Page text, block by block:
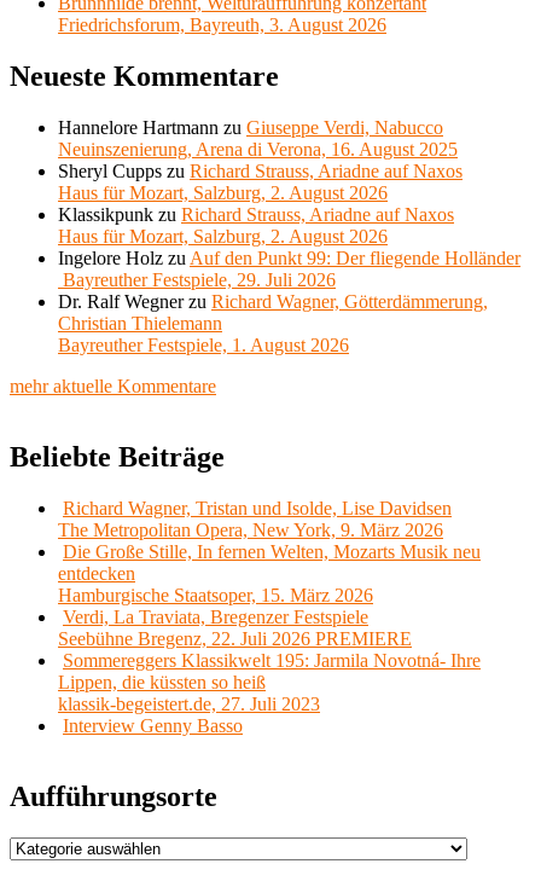
Friedrichsforum, Bayreuth, 3. August 2026
Neueste Kommentare
Hannelore Hartmann zu Giuseppe Verdi, Nabucco
Neuinszenierung, Arena di Verona, 16. August 2025
Sheryl Cupps zu Richard Strauss, Ariadne auf Naxos
Haus für Mozart, Salzburg, 2. August 2026
Klassikpunk zu Richard Strauss, Ariadne auf Naxos
Haus für Mozart, Salzburg, 2. August 2026
Ingelore Holz zu Auf den Punkt 99: Der fliegende Holländer
Bayreuther Festspiele, 29. Juli 2026
Dr. Ralf Wegnerzu Richard Wagner, Götterdämmerung,
Christian Thielemann
Bayreuther Festspiele, 1. August 2026
mehr aktuelle Kommentare
Beliebte Beiträge
Richard Wagner, Tristan und Isolde, Lise Davidsen
The Metropolitan Opera, New York, 9. März 2026
Die Große Stille, In fernen Welten, Mozarts Musik neu
entdecken
Hamburgische Staatsoper, 15. März 2026
Verdi, La Traviata, Bregenzer Festspiele
Seebühne Bregenz, 22. Juli 2026 PREMIERE
Sommereggers Klassikwelt 195: Jarmila Novotná- Ihre
Lippen, die küssten so heiß
klassik-begeistert.de, 27. Juli 2023
Interview Genny Basso
Aufführungsorte
Aufführungsorte